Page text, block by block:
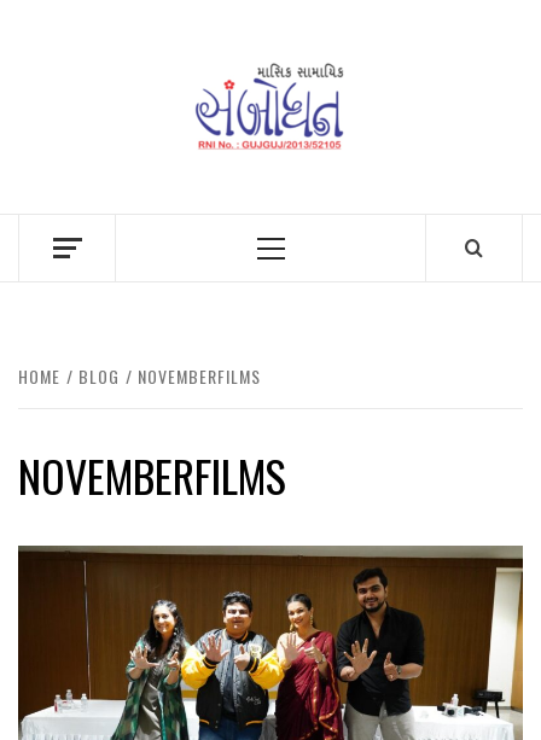
Primary
HOME BLOG NOVEMBERFILMS
NOVEMBERFILMS